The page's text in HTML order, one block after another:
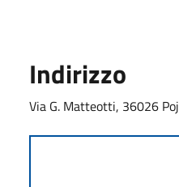
Indirizzo
Via G. Matteotti, 36026